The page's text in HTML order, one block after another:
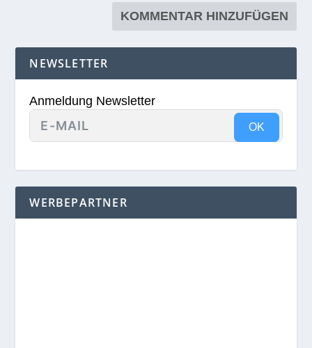
NEWSLETTER
Anmeldung Newsletter
OK
WERBEPARTNER